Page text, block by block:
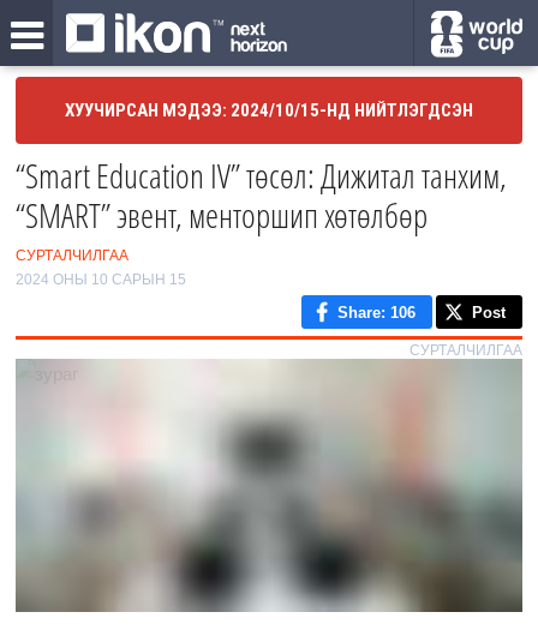
ХУУЧИРСАН МЭДЭЭ: 2024/10/15-НД НИЙТЛЭГДСЭН
“Smart Education IV” төсөл: Дижитал танхим,
“SMART” эвент, менторшип хөтөлбөр
СУРТАЛЧИЛГАА
2024 ОНЫ 10 САРЫН 15
Share: 106 Post
СУРТАЛЧИЛГАА